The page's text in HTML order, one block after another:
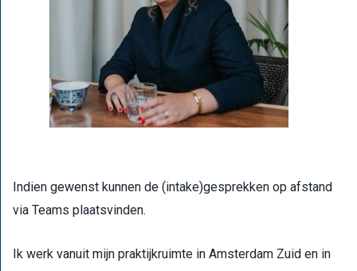
Indien gewenst kunnen de (intake)gesprekken op afstand
via Teams plaatsvinden.
Ik werk vanuit mijn praktijkruimte in Amsterdam Zuid en in